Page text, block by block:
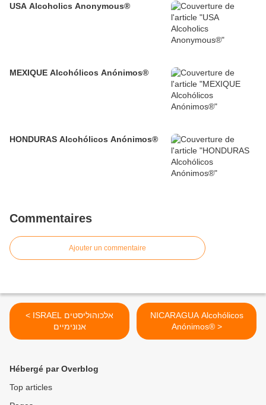
USA Alcoholics Anonymous®
MEXIQUE Alcohólicos Anónimos®
HONDURAS Alcohólicos Anónimos®
Commentaires
Ajouter un commentaire
< ISRAEL אלכוהוליסטים
אנונימיים
NICARAGUA Alcohólicos
Anónimos® >
Hébergé par Overblog
Top articles